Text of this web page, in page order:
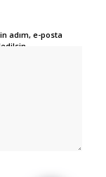
adım, e-posta